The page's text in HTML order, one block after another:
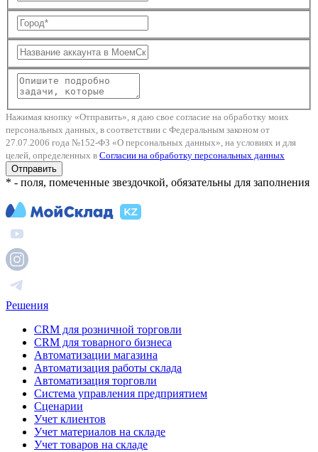
Нажимая кнопку «Отправить», я даю свое согласие на обработку моих
персональных данных, в соответствии с Федеральным законом от
27.07.2006 года №152-ФЗ «О персональных данных», на условиях и для
целей, определенных в Согласии на обработку персональных данных
Отправить
* - поля, помеченные звездочкой, обязательны для заполнения
Решения
CRM для розничной торговли
CRM для товарного бизнеса
Автоматизации магазина
Автоматизация работы склада
Автоматизация торговли
Система управления предприятием
Сценарии
Учет клиентов
Учет материалов на складе
Учет товаров на складе